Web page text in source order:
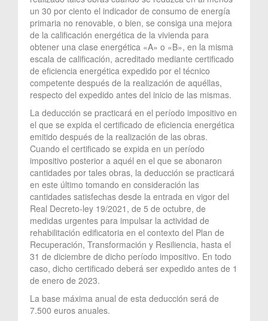
un 30 por ciento el indicador de consumo de energía
primaria no renovable, o bien, se consiga una mejora
de la calificación energética de la vivienda para
obtener una clase energética «A» o «B», en la misma
escala de calificación, acreditado mediante certificado
de eficiencia energética expedido por el técnico
competente después de la realización de aquéllas,
respecto del expedido antes del inicio de las mismas.
La deducción se practicará en el período impositivo en
el que se expida el certificado de eficiencia energética
emitido después de la realización de las obras.
Cuando el certificado se expida en un período
impositivo posterior a aquél en el que se abonaron
cantidades por tales obras, la deducción se practicará
en este último tomando en consideración las
cantidades satisfechas desde la entrada en vigor del
Real Decreto-ley 19/2021, de 5 de octubre, de
medidas urgentes para impulsar la actividad de
rehabilitación edificatoria en el contexto del Plan de
Recuperación, Transformación y Resiliencia, hasta el
31 de diciembre de dicho período impositivo. En todo
caso, dicho certificado deberá ser expedido antes de 1
de enero de 2023.
La base máxima anual de esta deducción será de
7.500 euros anuales.